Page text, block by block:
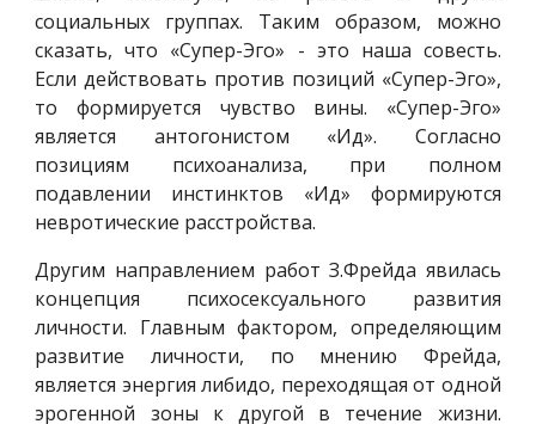
социальных группах. Таким образом, можно
сказать, что «Супер-Эго» - это наша совесть.
Если действовать против позиций «Супер-Эго»,
то формируется чувство вины. «Супер-Эго»
является антогонистом «Ид». Согласно
позициям психоанализа, при полном
подавлении инстинктов «Ид» формируются
невротические расстройства.
Другим направлением работ З.Фрейда явилась
концепция психосексуального развития
личности. Главным фактором, определяющим
развитие личности, по мнению Фрейда,
является энергия либидо, переходящая от одной
эрогенной зоны к другой в течение жизни.